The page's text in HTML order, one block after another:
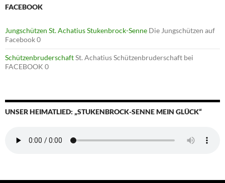
FACEBOOK
Jungschützen St. Achatius Stukenbrock-Senne Die Jungschützen auf
Facebook 0
SchützenbruderschaftSt. Achatius Schützenbruderschaft bei
FACEBOOK 0
UNSER HEIMATLIED: „STUKENBROCK-SENNE MEIN GLÜCK“